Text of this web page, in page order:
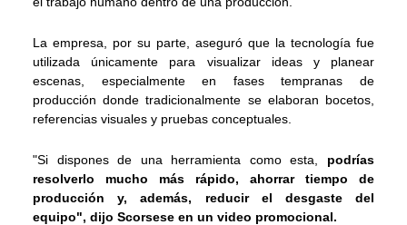
La empresa, por su parte, aseguró que la tecnología fue
utilizada únicamente para visualizar ideas y planear
escenas, especialmente en fases tempranas de
producción donde tradicionalmente se elaboran bocetos,
referencias visuales y pruebas conceptuales.
"Si dispones de una herramienta como esta, podrías
resolverlo mucho más rápido, ahorrar tiempo de
producción y, además, reducir el desgaste del
equipo", dijo Scorsese en un video promocional.